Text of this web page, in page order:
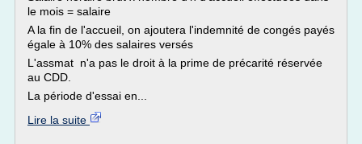
le mois = salaire
A la fin de l'accueil, on ajoutera l'indemnité de congés payés
égale à 10% des salaires versés
L'assmat n'a pas le droit à la prime de précarité réservée
au CDD.
La période d'essai en...
Lire la suite